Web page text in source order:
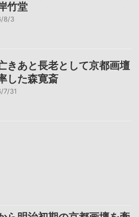
竹堂
8/3
きあと長老として京都画壇
した森寛斎
7/31